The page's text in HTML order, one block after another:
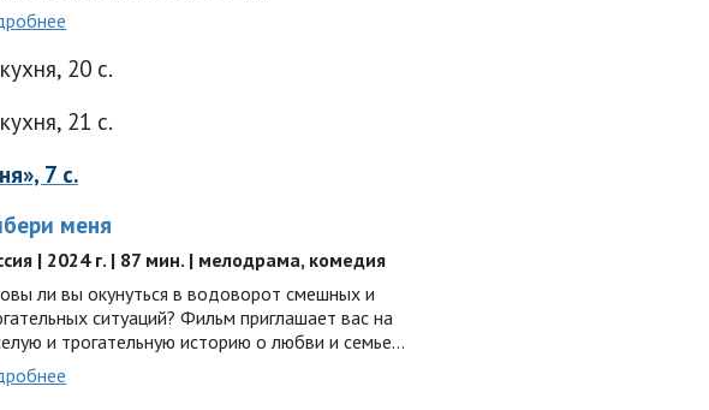
20 с.
21 с.
7 с.
меня
| 2024 г. | 87 мин. | мелодрама, комедия
ли вы окунуться в водоворот смешных и
ситуаций? Фильм приглашает вас на
и трогательную историю о любви и семье…